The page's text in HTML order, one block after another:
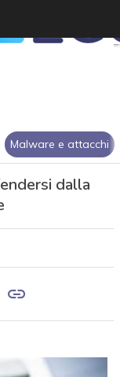
Malware e attacchi
dalla